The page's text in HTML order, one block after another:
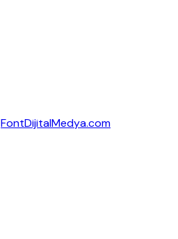
FontDijitalMedya.com